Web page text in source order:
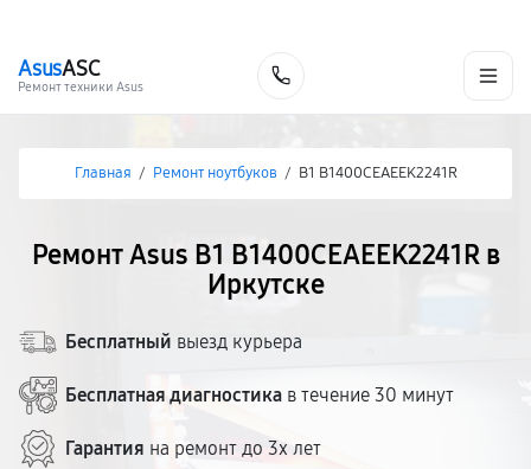
AsusASC
Ремонт техники Asus
Главная / Ремонт ноутбуков / B1 B1400CEAEEK2241R
Ремонт Asus B1 B1400CEAEEK2241R в
Иркутске
Бесплатный выезд курьера
Бесплатная диагностика в течение 30 минут
Гарантия на ремонт до 3х лет